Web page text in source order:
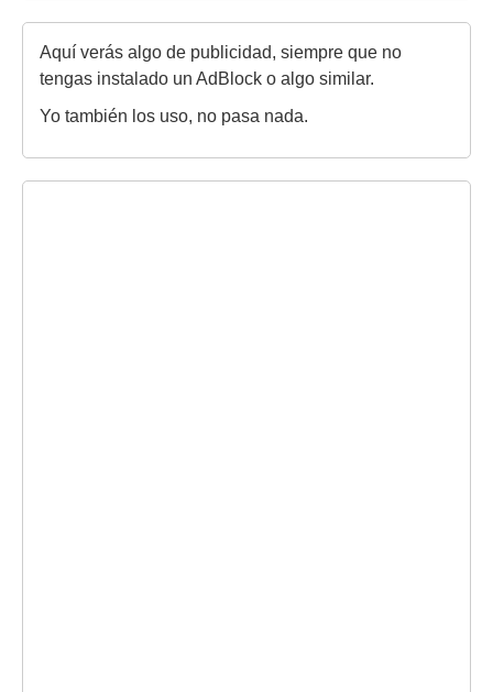
Aquí verás algo de publicidad, siempre que no
tengas instalado un AdBlock o algo similar.
Yo también los uso, no pasa nada.